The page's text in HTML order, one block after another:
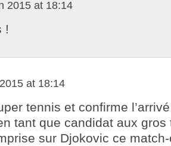
2015 at 18:14
!
at 18:14
tennis et confirme
tant que candidat aux gros
sur Djokovic ce